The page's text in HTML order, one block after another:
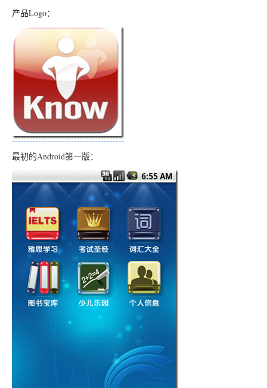
产品Logo：
最初的Android第一版：